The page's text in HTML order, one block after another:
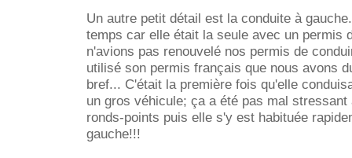
Un autre petit détail est la conduite à
temps car elle était la seule avec un permis
n'avions pas renouvelé nos permis de
utilisé son permis français que nous avons
bref... C'était la première fois qu'elle
un gros véhicule; ça a été pas mal
ronds-points puis elle s'y est habituée
gauche!!!